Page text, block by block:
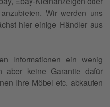
Wir werden uns
hier einige Händler aus
Informationen ein wenig
aber keine Garantie dafür
Ihre Möbel etc. abkaufen